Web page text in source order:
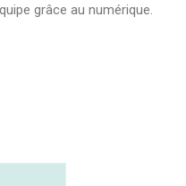
grâce au numérique.